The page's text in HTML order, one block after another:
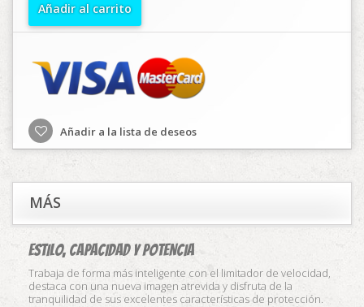
Añadir al carrito
Añadir a la lista de deseos
MÁS
ESTILO, CAPACIDAD Y POTENCIA
Trabaja de forma más inteligente con el limitador de velocidad,
destaca con una nueva imagen atrevida y disfruta de la
tranquilidad de sus excelentes características de protección.